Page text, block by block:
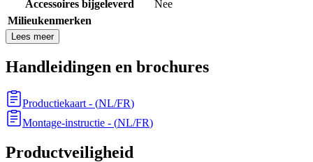
Accessoires bijgeleverd
Nee
Milieukenmerken
Lees meer
Handleidingen en brochures
Productiekaart - (NL/FR)
Montage-instructie - (NL/FR)
Productveiligheid